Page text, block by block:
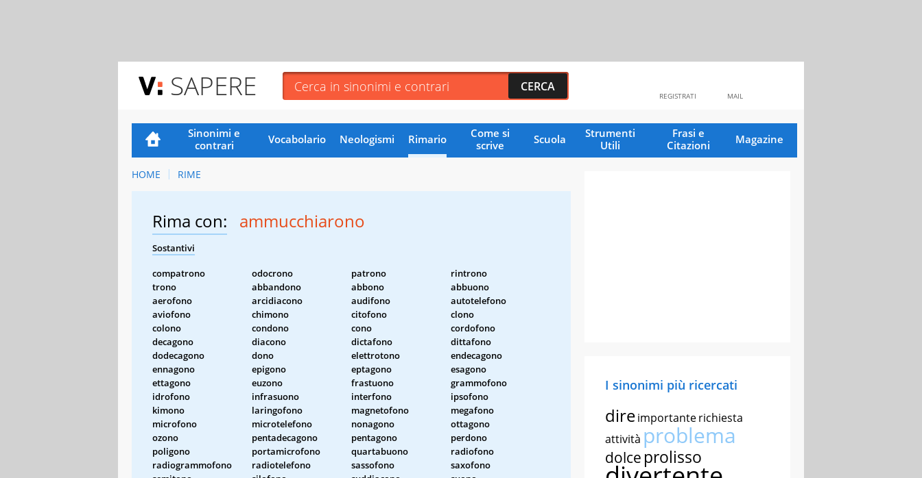
SAPERE MAIL
REGISTRATI
Sinonimi e
contrari
Vocabolario Neologismi Rimario
Come si
scrive
Scuola
Strumenti
Utili
Frasi e
Citazioni
Magazine
HOME RIME
Rima con: ammucchiarono
Sostantivi
compatrono odocrono patrono
rintrono
trono
abbandono abbono
abbuono
aerofono
arcidiacono audifono
autotelefono
aviofono
chimono citofono
clono
colono
condono cono
cordofono
decagono
diacono dictafono
dittafono
dodecagono
dono elettrotono
endecagono
ennagono
epigono eptagono
esagono
ettagono
euzono frastuono
grammofono
idrofono
infrasuono interfono
ipsofono
kimono
laringofono magnetofono
megafono
microfono
microtelefono nonagono
ottagono
ozono
pentadecagono pentagono
perdono
poligono
portamicrofono quartabuono
radiofono
radiogrammofono
radiotelefono sassofono
saxofono
I sinonimi più ricercati
direimportanterichiesta
attività problema
dolce prolisso